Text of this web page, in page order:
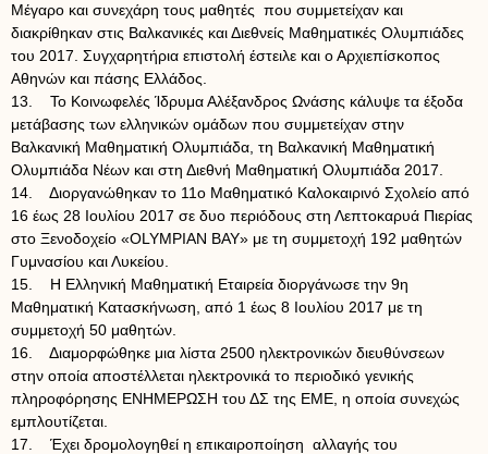
Μέγαρο και συνεχάρη τους μαθητές που συμμετείχαν και
διακρίθηκαν στις Βαλκανικές και Διεθνείς Μαθηματικές Ολυμπιάδες
του 2017. Συγχαρητήρια επιστολή έστειλε και ο Αρχιεπίσκοπος
Αθηνών και πάσης Ελλάδος.
13. Το Κοινωφελές Ίδρυμα Αλέξανδρος Ωνάσης κάλυψε τα έξοδα
μετάβασης των ελληνικών ομάδων που συμμετείχαν στην
Βαλκανική Μαθηματική Ολυμπιάδα, τη Βαλκανική Μαθηματική
Ολυμπιάδα Νέων και στη Διεθνή Μαθηματική Ολυμπιάδα 2017.
14. Διοργανώθηκαν το 11ο Μαθηματικό Καλοκαιρινό Σχολείο από
16 έως 28 Ιουλίου 2017 σε δυο περιόδους στη Λεπτοκαρυά Πιερίας
στο Ξενοδοχείο «OLYMPIAN BAY» με τη συμμετοχή 192 μαθητών
Γυμνασίου και Λυκείου.
15. Η Ελληνική Μαθηματική Εταιρεία διοργάνωσε την 9η
Μαθηματική Κατασκήνωση, από 1 έως 8 Ιουλίου 2017 με τη
συμμετοχή 50 μαθητών.
16. Διαμορφώθηκε μια λίστα 2500 ηλεκτρονικών διευθύνσεων
στην οποία αποστέλλεται ηλεκτρονικά το περιοδικό γενικής
πληροφόρησης ΕΝΗΜΕΡΩΣΗ του ΔΣ της ΕΜΕ, η οποία συνεχώς
εμπλουτίζεται.
17. Έχει δρομολογηθεί η επικαιροποίηση αλλαγής του